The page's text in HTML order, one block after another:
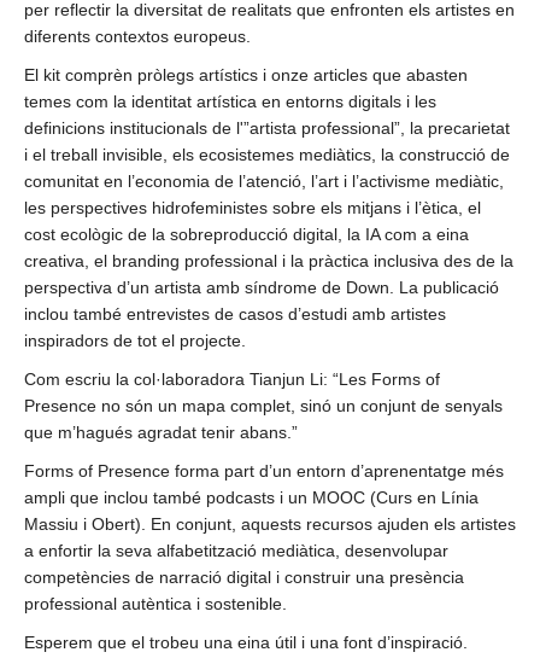
per reflectir la diversitat de realitats que enfronten els artistes en
diferents contextos europeus.
El kit comprèn pròlegs artístics i onze articles que abasten
temes com la identitat artística en entorns digitals i les
definicions institucionals de l'”artista professional”, la precarietat
i el treball invisible, els ecosistemes mediàtics, la construcció de
comunitat en l’economia de l’atenció, l’art i l’activisme mediàtic,
les perspectives hidrofeministes sobre els mitjans i l’ètica, el
cost ecològic de la sobreproducció digital, la IA com a eina
creativa, el branding professional i la pràctica inclusiva des de la
perspectiva d’un artista amb síndrome de Down. La publicació
inclou també entrevistes de casos d’estudi amb artistes
inspiradors de tot el projecte.
Com escriu la col·laboradora Tianjun Li: “Les Forms of
Presence no són un mapa complet, sinó un conjunt de senyals
que m’hagués agradat tenir abans.”
Forms of Presence forma part d’un entorn d’aprenentatge més
ampli que inclou també podcasts i un MOOC (Curs en Línia
Massiu i Obert). En conjunt, aquests recursos ajuden els artistes
a enfortir la seva alfabetització mediàtica, desenvolupar
competències de narració digital i construir una presència
professional autèntica i sostenible.
Esperem que el trobeu una eina útil i una font d’inspiració.